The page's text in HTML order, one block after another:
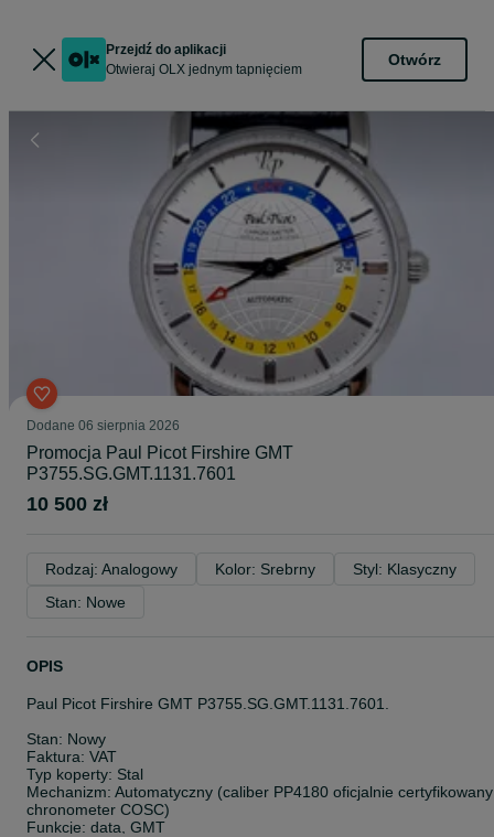
Przejdź do aplikacji
Otwieraj OLX jednym tapnięciem
Otwórz
Dodane 06 sierpnia 2026
Promocja Paul Picot Firshire GMT
P3755.SG.GMT.1131.7601
10 500 zł
Rodzaj: Analogowy Kolor: Srebrny
Styl: Klasyczny
Stan: Nowe
OPIS
Paul Picot Firshire GMT P3755.SG.GMT.1131.7601.
Stan: Nowy
Faktura: VAT
Typ koperty: Stal
Mechanizm: Automatyczny (caliber PP4180 oficjalnie certyfikowany
chronometer COSC)
Funkcje: data, GMT